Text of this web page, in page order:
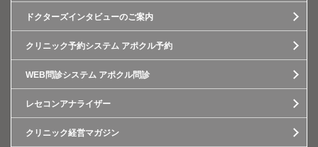
ドクターズインタビューのご案内
クリニック予約システム アポクル予約
WEB問診システム アポクル問診
レセコンアナライザー
クリニック経営マガジン